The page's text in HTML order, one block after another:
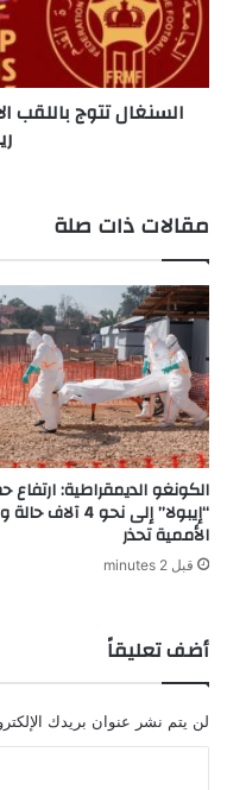
يبصم
على
مسار
رياضي
مشرّفالسنغال تتوج
مقالات ذات صلة
الكونغو الديمقراطية: ارتفاع
“إيبولا” إلى نحو 4
الأممية تحذر
قبل 2 minutes
أضف تعليقاً
لن يتم نشر عنوان بريدك